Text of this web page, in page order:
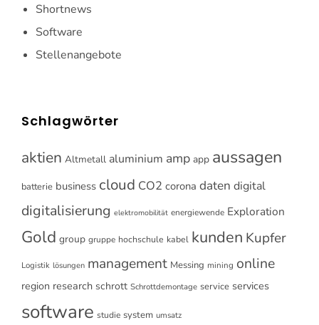
Shortnews
Software
Stellenangebote
Schlagwörter
aktien Altmetall aluminium amp app aussagen
batterie business cloud CO2 corona daten digital
digitalisierung elektromobilität energiewende Exploration
Gold group gruppe hochschule kabel kunden Kupfer
Logistik lösungen management Messing mining online
region research schrott Schrottdemontage service services
software studie system umsatz